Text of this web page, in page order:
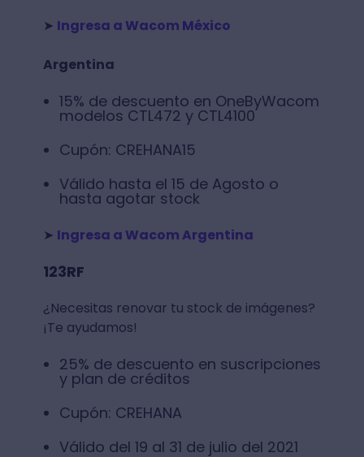
➤ Ingresa a Wacom México
Argentina
15% de descuento en OneByWacom
modelos CTL472 y CTL4100
Cupón: CREHANA15
Válido hasta el 15 de Agosto o
hasta agotar stock
➤ Ingresa a Wacom Argentina
123RF
¿Necesitas renovar tu stock de imágenes?
¡Te ayudamos!
25% de descuento en suscripciones
y plan de créditos
Cupón: CREHANA
Válido del 19 al 31 de julio del 2021